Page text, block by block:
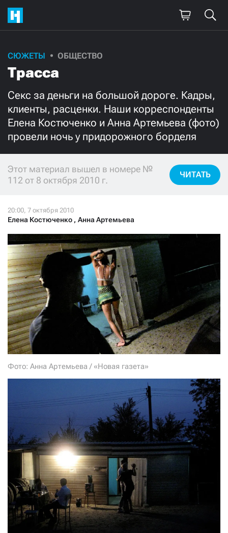
СЮЖЕТЫ ОБЩЕСТВО
Трасса
Секс за деньги на большой дороге. Кадры,
клиенты, расценки. Наши корреспонденты
Елена Костюченко и Анна Артемьева (фото)
провели ночь у придорожного борделя
Этот материал вышел в номере №
112 от 8 октября 2010 г.
ЧИТАТЬ
Елена Костюченко , Анна Артемьева
Фото: Анна Артемьева / «Новая газета»
Поддержите
Ежемесячно Разово
3000 1000
500 300
Нажимая кнопку «Стать соучастником»,
я принимаю условия и подтверждаю свое гражданство РФ
СТАТЬ СОУЧАСТНИКОМ
ПОДЕЛИТЬСЯ С ДРУЗЬЯМИ
Если у вас есть вопросы, пишите donate@novayagazeta.ruили
звоните:
+7 (929) 612-03-68